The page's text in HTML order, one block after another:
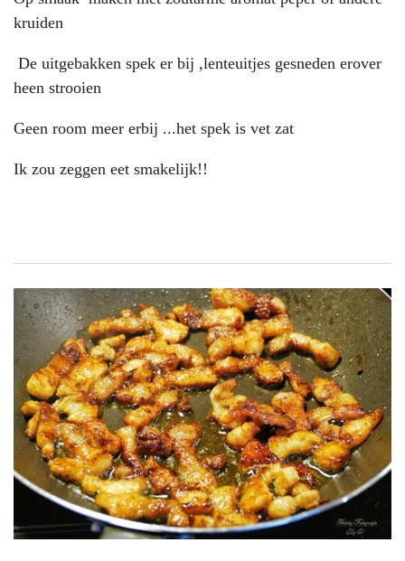
kruiden
De uitgebakken spek er bij ,lenteuitjes gesneden erover
heen strooien
Geen room meer erbij ...het spek is vet zat
Ik zou zeggen eet smakelijk!!